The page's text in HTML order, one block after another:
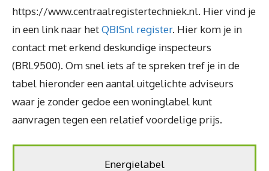
https://www.centraalregistertechniek.nl. Hier vind je
in een link naar hetQBISnl register. Hier kom je in
contact met erkend deskundige inspecteurs
(BRL9500). Om snel iets af te spreken tref je in de
tabel hieronder een aantal uitgelichte adviseurs
waar je zonder gedoe een woninglabel kunt
aanvragen tegen een relatief voordelige prijs.
Energielabel